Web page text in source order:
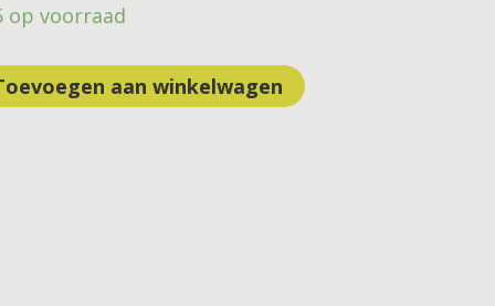
op voorraad
aan winkelwagen